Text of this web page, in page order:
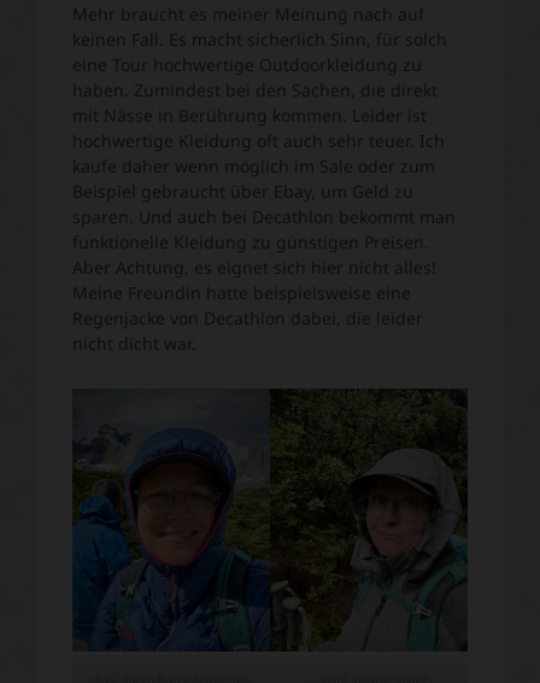
Mehr braucht es meiner Meinung nach auf
keinen Fall. Es macht sicherlich Sinn, für solch
eine Tour hochwertige Outdoorkleidung zu
haben. Zumindest bei den Sachen, die direkt
mit Nässe in Berührung kommen. Leider ist
hochwertige Kleidung oft auch sehr teuer. Ich
kaufe daher wenn möglich im Sale oder zum
Beispiel gebraucht über Ebay, um Geld zu
sparen. Und auch bei Decathlon bekommt man
funktionelle Kleidung zu günstigen Preisen.
Aber Achtung, es eignet sich hier nicht alles!
Meine Freundin hatte beispielsweise eine
Regenjacke von Decathlon dabei, die leider
nicht dicht war.